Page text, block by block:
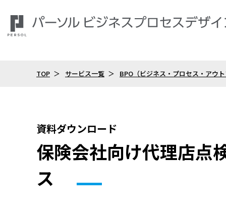
TOP サービス一覧 BPO（ビジネス・プロセス・アウ
資料ダウンロード
保険会社向け代理店点
ス